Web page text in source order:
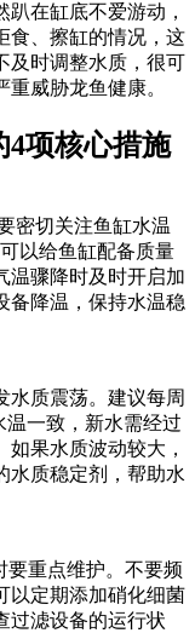
在缸底不爱游动，
食、擦缸的情况，这
及时调整水质，很可
威胁龙鱼健康。
4项核心措施
密切关注鱼缸水温
以给鱼缸配备质量
温骤降时及时开启加
备降温，保持水温稳
水质震荡。建议每周
温一致，新水需经过
果水质波动较大，
水质稳定剂，帮助水
要重点维护。不要频
以定期添加硝化细菌
过滤设备的运行状